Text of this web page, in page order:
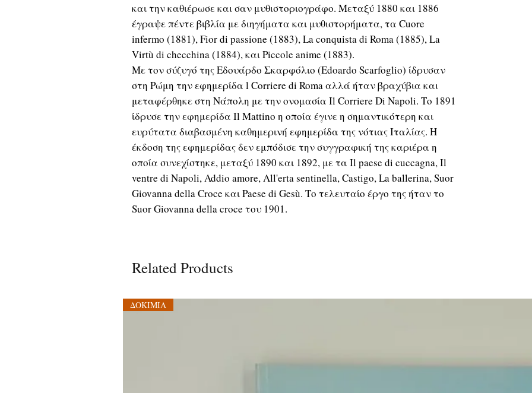
και την καθιέρωσε και σαν μυθιστοριογράφο. Μεταξύ 1880 και 1886
έγραψε πέντε βιβλία με διηγήματα και μυθιστορήματα, τα Cuore
infermo (1881), Fior di passione (1883), La conquista di Roma (1885), La
Virtù di checchina (1884), και Piccole anime (1883).
Με τον σύζυγό της Εδουάρδο Σκαρφόλιο (Edoardo Scarfoglio) ίδρυσαν
στη Ρώμη την εφημερίδα l Corriere di Roma αλλά ήταν βραχύβια και
μεταφέρθηκε στη Νάπολη με την ονομασία Il Corriere Di Napoli. Το 1891
ίδρυσε την εφημερίδα Il Mattino η οποία έγινε η σημαντικότερη και
ευρύτατα διαβασμένη καθημερινή εφημερίδα της νότιας Ιταλίας. Η
έκδοση της εφημερίδας δεν εμπόδισε την συγγραφική της καριέρα η
οποία συνεχίστηκε, μεταξύ 1890 και 1892, με τα Il paese di cuccagna, Il
ventre di Napoli, Addio amore, All'erta sentinella, Castigo, La ballerina, Suor
Giovanna della Croce και Paese di Gesù. Το τελευταίο έργο της ήταν το
Suor Giovanna della croce του 1901.
Related Products
ΔΟΚΙΜΙΑ